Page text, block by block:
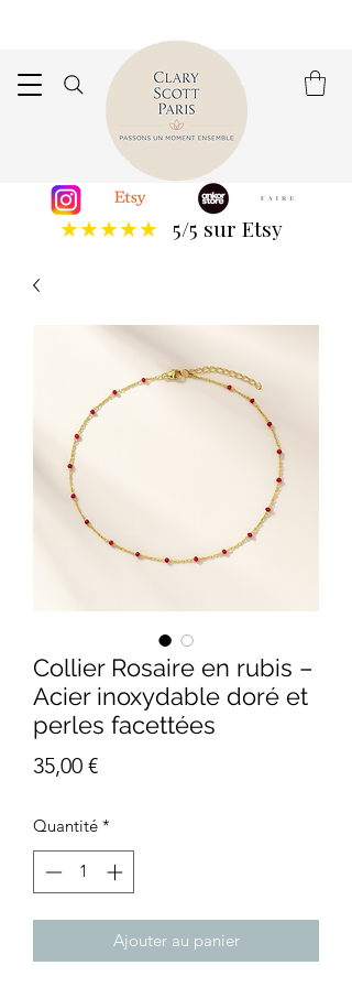
★★★★★ 5/5 sur Etsy
Collier Rosaire en rubis –
Acier inoxydable doré et
perles facettées
35,00 €Prix
Quantité *
Ajouter au panier